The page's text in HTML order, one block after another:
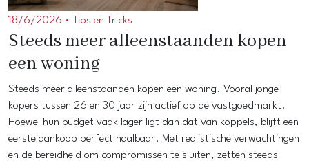
18/6/2026 • Tips en Tricks
Steeds meer alleenstaanden kopen
een woning
Steeds meer alleenstaanden kopen een woning. Vooral jonge
kopers tussen 26 en 30 jaar zijn actief op de vastgoedmarkt.
Hoewel hun budget vaak lager ligt dan dat van koppels, blijft een
eerste aankoop perfect haalbaar. Met realistische verwachtingen
en de bereidheid om compromissen te sluiten, zetten steeds